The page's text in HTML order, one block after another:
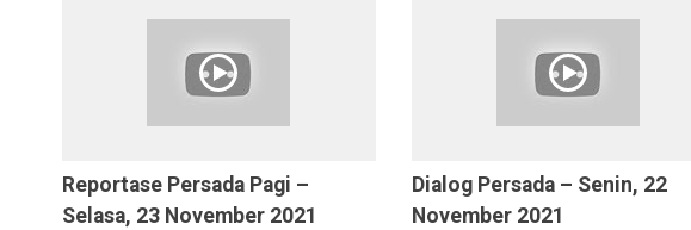
Reportase Persada Pagi –
Selasa, 23 November 2021
Dialog Persada – Senin, 22
November 2021